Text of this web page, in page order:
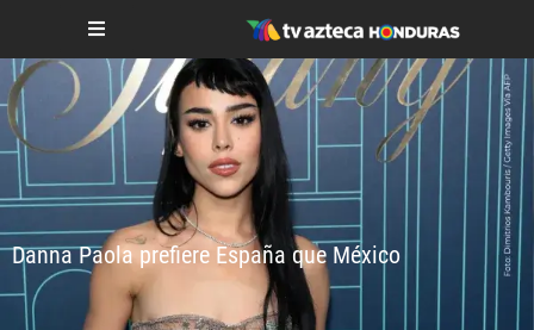
Danna Paola prefiere España que México